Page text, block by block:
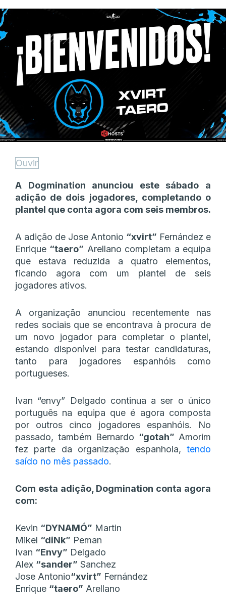
Ouvir
A Dogmination anunciou este sábado a
adição de dois jogadores, completando o
plantel que conta agora com seis membros.
A adição de Jose Antonio “xvirt” Fernández e
Enrique “taero” Arellano completam a equipa
que estava reduzida a quatro elementos,
ficando agora com um plantel de seis
jogadores ativos.
A organização anunciou recentemente nas
redes sociais que se encontrava à procura de
um novo jogador para completar o plantel,
estando disponível para testar candidaturas,
tanto para jogadores espanhóis como
portugueses.
Ivan “envy” Delgado continua a ser o único
português na equipa que é agora composta
por outros cinco jogadores espanhóis. No
passado, também Bernardo “gotah” Amorim
fez parte da organização espanhola, tendo
saído no mês passado.
Com esta adição, Dogmination conta agora
com:
Kevin “DYNAMÓ” Martin
Mikel “diNk” Peman
Ivan “Envy” Delgado
Alex “sander” Sanchez
Jose Antonio“xvirt” Fernández
Enrique “taero” Arellano